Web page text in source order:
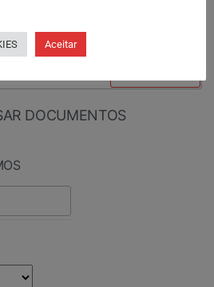
PESQUISAR
DOCUMENTOS
Aceitar